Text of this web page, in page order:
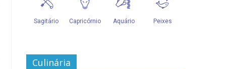
Culinária